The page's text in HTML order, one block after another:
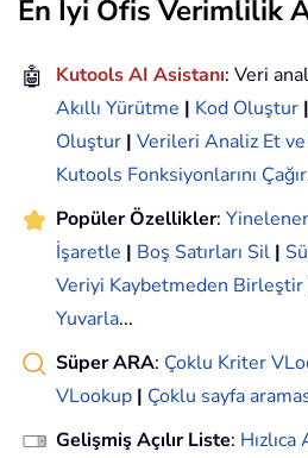
En İyi Ofis Verimlilik
🤖 Kutools AI Asistanı: Veri
Akıllı Yürütme | Kod Oluştur |
Oluştur | Verileri Analiz Et
Kutools Fonksiyonlarını Çağır
Popüler Özellikler:
İşaretle | Boş Satırları Sil |
Veriyi Kaybetmeden Birleştir
Yuvarla...
Süper ARA: Çoklu Kriter
VLookup | Çoklu sayfa
Gelişmiş Açılır Liste: